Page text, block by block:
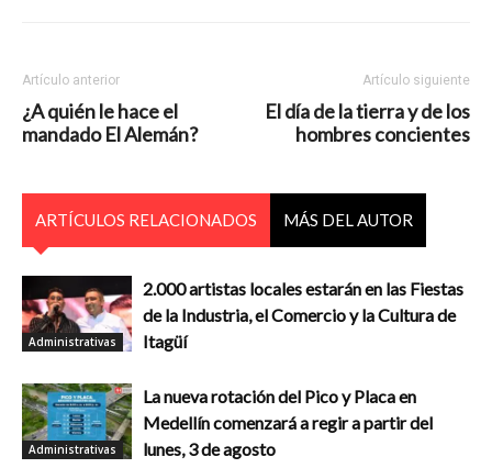
Artículo anterior
¿A quién le hace el
mandado El Alemán?
Artículo siguiente
El día de la tierra y de los
hombres concientes
ARTÍCULOS RELACIONADOS MÁS DEL AUTOR
Administrativas
2.000 artistas locales estarán en las Fiestas
de la Industria, el Comercio y la Cultura de
Itagüí
Administrativas
La nueva rotación del Pico y Placa en
Medellín comenzará a regir a partir del
lunes, 3 de agosto